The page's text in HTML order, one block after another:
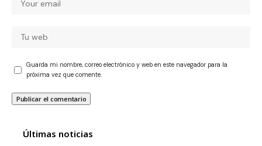
Guarda mi nombre, correo electrónico y web en este navegador para la
próxima vez que comente.
Últimas noticias